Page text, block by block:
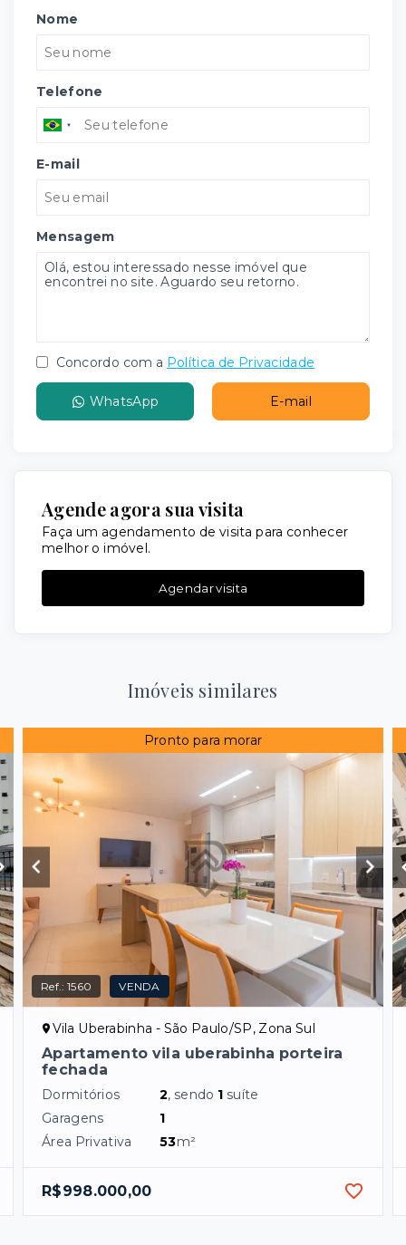
Nome
Telefone
E-mail
Mensagem
Concordo com a Política de Privacidade
WhatsApp E-mail
Agende agora sua visita
Faça um agendamento de visita para conhecer
melhor o imóvel.
Agendar visita
Imóveis similares
Pronto para morar
Ref.:1560 VENDA
Vila Uberabinha - São Paulo/SP, Zona Sul
Apartamento vila uberabinha porteira
fechada
Dormitórios 2, sendo 1 suíte
Garagens
1
Área Privativa
53m²
R$998.000,00